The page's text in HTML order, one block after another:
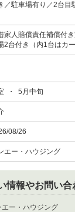
／駐車場有り／2台目
家人賠償責任補償付
2台付き（内1台はカ
・ 5月中旬
08/26
エー・ハウジング
情報やお問い合
エー・ハウジング